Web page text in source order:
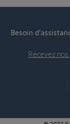
Besoin
Recevez nos